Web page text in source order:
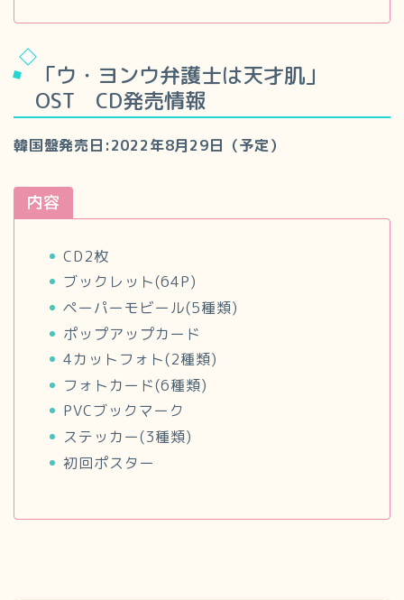
「ウ・ヨンウ弁護士は天才肌」
OST CD発売情報
韓国盤発売日:2022年8月29日（予定）
内容
CD2枚
ブックレット(64P)
ペーパーモビール(5種類)
ポップアップカード
4カットフォト(2種類)
フォトカード(6種類)
PVCブックマーク
ステッカー(3種類)
初回ポスター